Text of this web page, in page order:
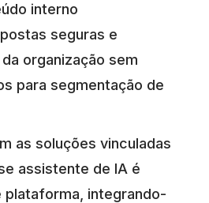
interno
seguras e
organização sem
para segmentação de
as soluções vinculadas
assistente de IA é
plataforma, integrando-